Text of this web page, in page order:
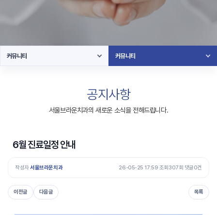
커뮤니티 커뮤니티
공지사항
서울브라운치과의 새로운 소식을 전해드립니다.
6월 진료일정 안내
작성자서울브라운치과 26-05-25 17:59 조회307회 댓글0건
이전글 다음글 목록